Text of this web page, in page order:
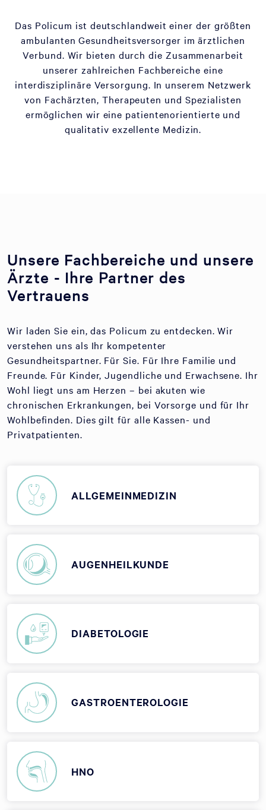
Das Policum ist deutschlandweit einer der größten
ambulanten Gesundheitsversorger im ärztlichen
Verbund. Wir bieten durch die Zusammenarbeit
unserer zahlreichen Fachbereiche eine
interdisziplinäre Versorgung. In unserem Netzwerk
von Fachärzten, Therapeuten und Spezialisten
ermöglichen wir eine patientenorientierte und
qualitativ exzellente Medizin.
Unsere Fachbereiche und unsere
Ärzte - Ihre Partner des
Vertrauens
Wir laden Sie ein, das Policum zu entdecken. Wir
verstehen uns als Ihr kompetenter
Gesundheitspartner. Für Sie. Für Ihre Familie und
Freunde. Für Kinder, Jugendliche und Erwachsene. Ihr
Wohl liegt uns am Herzen – bei akuten wie
chronischen Erkrankungen, bei Vorsorge und für Ihr
Wohlbefinden. Dies gilt für alle Kassen- und
Privatpatienten.
ALLGEMEINMEDIZIN
AUGENHEILKUNDE
DIABETOLOGIE
GASTROENTEROLOGIE
HNO